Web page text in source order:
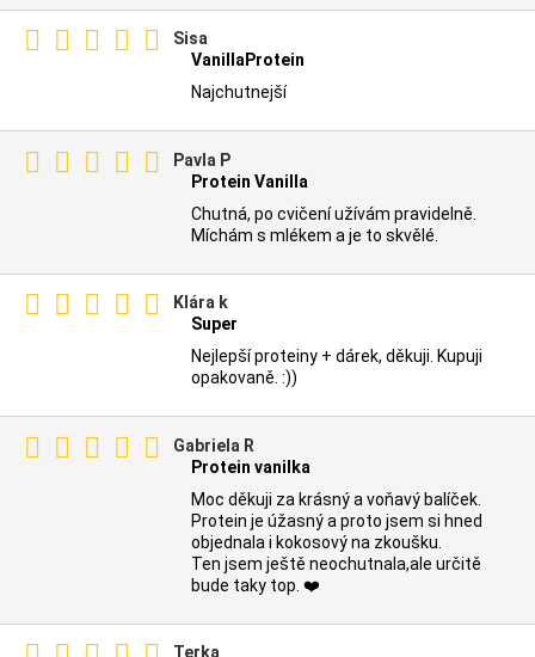
Sisa
VanillaProtein
Najchutnejší
Pavla P
Protein Vanilla
Chutná, po cvičení užívám pravidelně.
Míchám s mlékem a je to skvělé.
Klára k
Super
Nejlepší proteiny + dárek, děkuji. Kupuji
opakovaně. :))
Gabriela R
Protein vanilka
Moc děkuji za krásný a voňavý balíček.
Protein je úžasný a proto jsem si hned
objednala i kokosový na zkoušku.
Ten jsem ještě neochutnala,ale určitě
bude taky top. ❤️
Terka